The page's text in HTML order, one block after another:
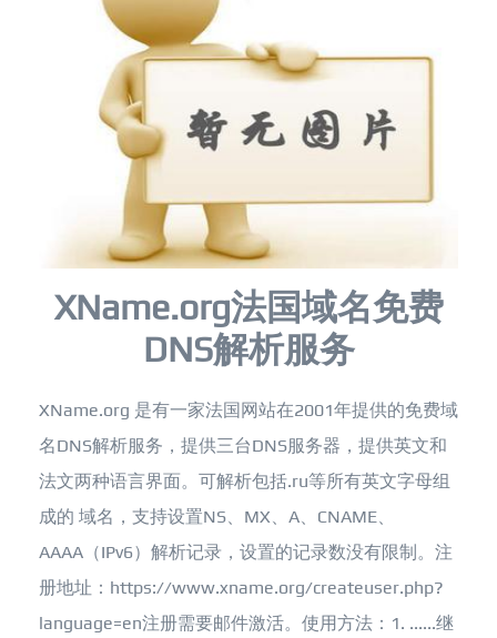
XName.org法国域名免费
DNS解析服务
XName.org 是有一家法国网站在2001年提供的免费域
名DNS解析服务，提供三台DNS服务器，提供英文和
法文两种语言界面。可解析包括.ru等所有英文字母组
成的 域名，支持设置NS、MX、A、CNAME、
AAAA（IPv6）解析记录，设置的记录数没有限制。注
册地址：https://www.xname.org/createuser.php?
language=en注册需要邮件激活。使用方法：1. ......继